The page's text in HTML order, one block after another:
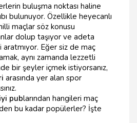
buluşma noktası haline
bulunuyor. Özellikle heyecanlı
maçlar söz konusu
dolup taşıyor ve adeta
Eğer siz de maç
aynı zamanda lezzetli
bir şeyler içmek istiyorsanız,
arasında yer alan spor
publarından hangileri maç
bu kadar popülerler? İşte